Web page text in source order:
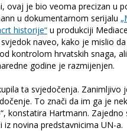
ovaj je bio veoma precizan u
u dokumentarnom serijalu
historije“ u produkciji
naveo, kako je mislio
kontrolom hrvatskih snaga,
godine je razmijenjen.
ta svjedočenja. Zanimljivo
To znači da im ga je
konstatira Hartmann. Zajedno
novina predstavnicima UN-a.